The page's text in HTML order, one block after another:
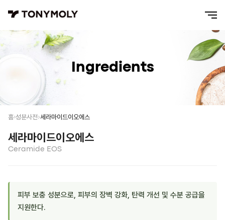
Ingredients
홈 성분사전 세라마이드이오에스
세라마이드이오에스
Ceramide EOS
피부 보충 성분으로, 피부의 장벽 강화, 탄력 개선 및 수분 공급을
지원한다.